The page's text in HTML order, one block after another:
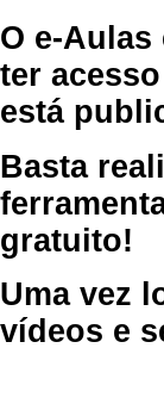
O e-
ter
está
Basta
gratuito!
Uma vez
vídeos e